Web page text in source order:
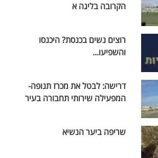
הקרובה בליגה א
רוצים נשים בכנסת? היכנסו
והשפיעו...
דרישה: לבטל את מכרז תנופה-
המפעילה שירותי תחבורה בעיר
שריפה ביער הנשיא